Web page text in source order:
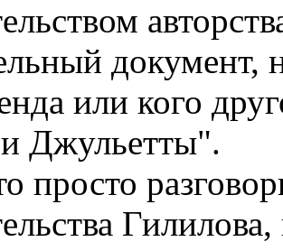
документ,
или кого
Джульетты".
просто